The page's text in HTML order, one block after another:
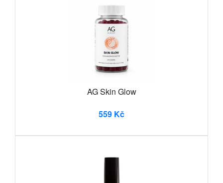
AG Skin Glow
559 Kč